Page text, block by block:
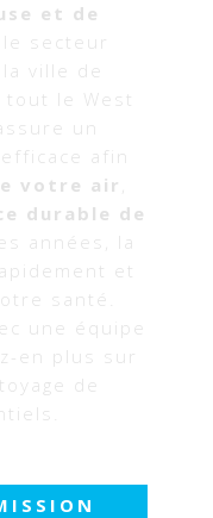
et de
le secteur
ville de
tout le West
un
afin
votre air
durable de
années, la
et
santé.
une équipe
en plus sur
de